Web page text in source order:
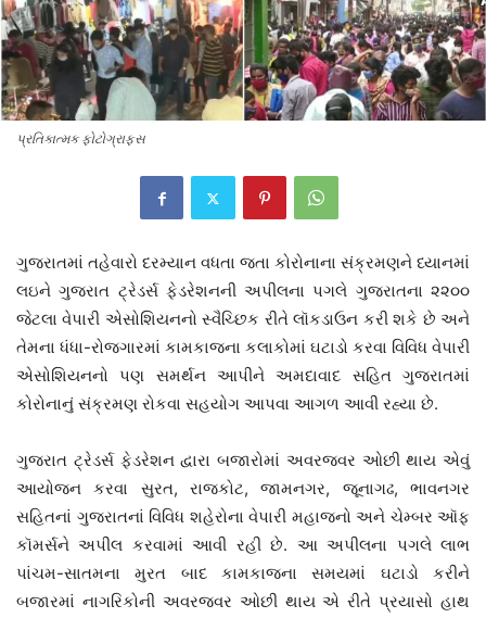
પ્રતિકાત્મક ફોટોગ્રાફ્સ
ગુજરાતમાં તહેવારો દરમ્યાન વધતા જતા કોરોનાના સંક્રમણને ધ્યાનમાં
લઇને ગુજરાત ટ્રેડર્સ ફેડરેશનની અપીલના પગલે ગુજરાતના ૨૨૦૦
જેટલા વેપારી એસોશિયનનો સ્વૈચ્છિક રીતે લૉકડાઉન કરી શકે છે અને
તેમના ધંધા-રોજગારમાં કામકાજના કલાકોમાં ઘટાડો કરવા વિવિધ વેપારી
એસોશિયનનો પણ સમર્થન આપીને અમદાવાદ સહિત ગુજરાતમાં
કોરોનાનું સંક્રમણ રોકવા સહયોગ આપવા આગળ આવી રહ્યા છે.
ગુજરાત ટ્રેડર્સ ફેડરેશન દ્વારા બજારોમાં અવરજવર ઓછી થાય એવું
આયોજન કરવા સુરત, રાજકોટ, જામનગર, જૂનાગઢ, ભાવનગર
સહિતનાં ગુજરાતનાં વિવિધ શહેરોના વેપારી મહાજનો અને ચેમ્બર ઑફ
કૉમર્સને અપીલ કરવામાં આવી રહી છે. આ અપીલના પગલે લાભ
પાંચમ-સાતમના મુરત બાદ કામકાજના સમયમાં ઘટાડો કરીને
બજારમાં નાગરિકોની અવરજવર ઓછી થાય એ રીતે પ્રયાસો હાથ